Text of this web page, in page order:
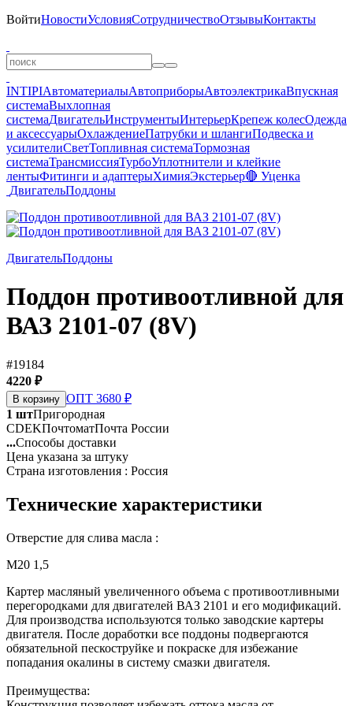
ВойтиНовостиУсловияСотрудничествоОтзывыКонтакты
INTIPIАвтоматериалыАвтоприборыАвтоэлектрикаВпускная
системаВыхлопная
системаДвигательИнструментыИнтерьерКрепеж колесОдежда
и аксессуарыОхлаждениеПатрубки и шлангиПодвеска и
усилителиСветТопливная системаТормозная
системаТрансмиссияТурбоУплотнители и клейкие
лентыФитинги и адаптерыХимияЭкстерьер🔴 Уценка
ДвигательПоддоны
ДвигательПоддоны
Поддон противоотливной для
ВАЗ 2101-07 (8V)
#19184
4220 ₽
В корзину ОПТ 3680 ₽
1 штПригородная
CDEKПочтоматПочта России
...Способы доставки
Цена указана за штуку
Страна изготовления : Россия
Технические характеристики
Отверстие для слива масла :
М20 1,5
Картер масляный увеличенного объема с противоотливными
перегородками для двигателей ВАЗ 2101 и его модификаций.
Для производства используются только заводские картеры
двигателя. После доработки все поддоны подвергаются
обязательной пескоструйке и покраске для избежание
попадания окалины в систему смазки двигателя.
Преимущества: